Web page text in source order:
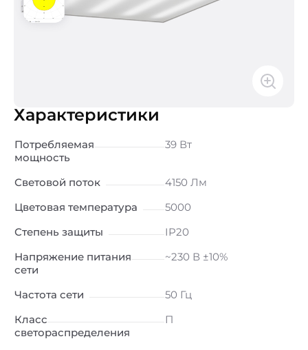
Характеристики
Потребляемая
мощность
39 Вт
Световой поток
4150 Лм
Цветовая температура
5000
Степень защиты
IP20
Напряжение питания
сети
~230 В ±10%
Частота сети
50 Гц
Класс
светораспределения
П